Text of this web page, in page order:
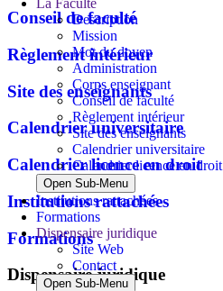
Description
Mission
Mot du doyen
Administration
Corps enseignant
Conseil de faculté
Règlement intérieur
Site des enseignants
Calendrier universitaire
Calendrier licence en droit
Open Sub-Menu
Institutions rattachées
Formations
Dispensaire juridique
Site Web
Contact
Open Sub-Menu
Conseil de faculté
Règlement intérieur
Site des enseignants
Calendrier universitaire
Calendrier licence en droit
Institutions rattachées
Formations
Dispensaire juridique